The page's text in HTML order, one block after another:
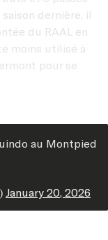
dernière, il
du RAAL en
moins utilisé à
pour se
au Montpied
January 20, 2026